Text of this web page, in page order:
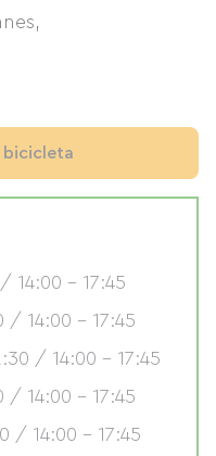
bicicleta
14:00 - 17:45
/ 14:00 - 17:45
/ 14:00 - 17:45
/ 14:00 - 17:45
/ 14:00 - 17:45